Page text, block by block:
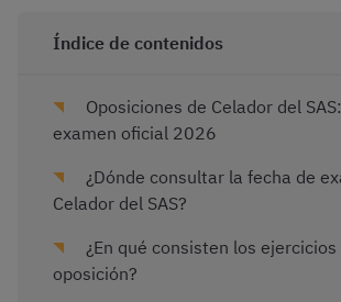
Índice de contenidos
Oposiciones de Celador del
examen oficial 2026
¿Dónde consultar la fecha de
Celador del SAS?
¿En qué consisten los
oposición?